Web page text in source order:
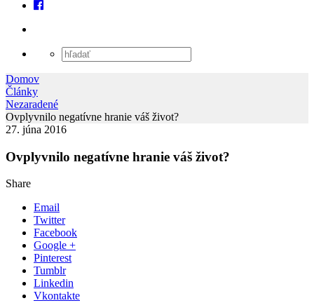
Domov
Články
Nezaradené
Ovplyvnilo negatívne hranie váš život?
27. júna 2016
Ovplyvnilo negatívne hranie váš život?
Share
Email
Twitter
Facebook
Google +
Pinterest
Tumblr
Linkedin
Vkontakte